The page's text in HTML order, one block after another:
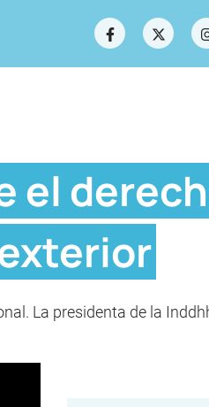
el
La presidenta de la